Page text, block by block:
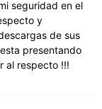
seguridad en el
y
de sus
presentando
al respecto !!!